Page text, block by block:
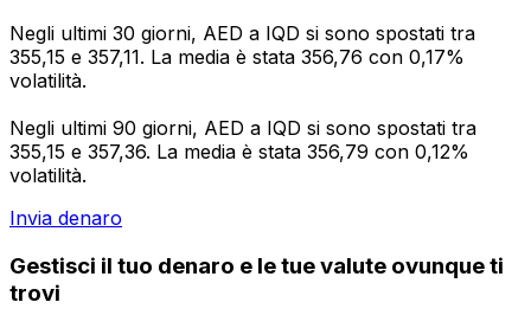
Negli ultimi 30 giorni, AED a IQD si sono spostati tra
355,15 e 357,11. La media è stata 356,76 con 0,17%
volatilità.
Negli ultimi 90 giorni, AED a IQD si sono spostati tra
355,15 e 357,36. La media è stata 356,79 con 0,12%
volatilità.
Invia denaro
Gestisci il tuo denaro e le tue valute ovunque ti
trovi